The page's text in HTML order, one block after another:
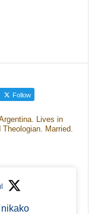
Follow
Lives in
Married.